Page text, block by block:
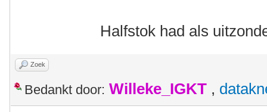
Halfstok had als
Zoek
Bedankt door: Willeke_IGKT ,